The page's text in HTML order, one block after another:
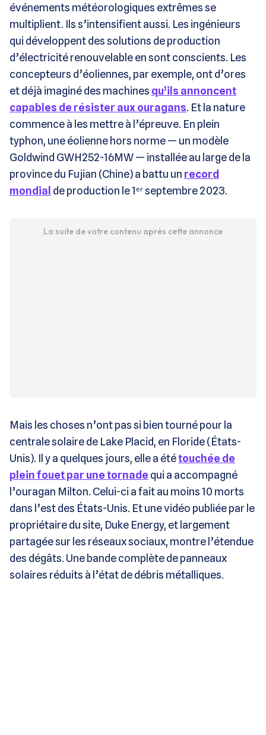
événements météorologiques extrêmes se
multiplient. Ils s’intensifient aussi. Les ingénieurs
qui développent des solutions de production
d’électricité renouvelable en sont conscients. Les
concepteurs d’éoliennes, par exemple, ont d’ores
et déjà imaginé des machines qu’ils annoncent
capables de résister aux ouragans. Et la nature
commence à les mettre à l’épreuve. En plein
typhon, une éolienne hors norme — un modèle
Goldwind GWH252-16MW — installée au large de la
province du Fujian (Chine) a battu un record
mondial de production le 1ᵉʳ septembre 2023.
La suite de votre contenu après cette annonce
Mais les choses n’ont pas si bien tourné pour la
centrale solaire de Lake Placid, en Floride (États-
Unis). Il y a quelques jours, elle a ététouchée de
plein fouet par une tornade qui a accompagné
l’ouragan Milton. Celui-ci a fait au moins 10 morts
dans l’est des États-Unis. Et une vidéo publiée par le
propriétaire du site, Duke Energy, et largement
partagée sur les réseaux sociaux, montre l’étendue
des dégâts. Une bande complète de panneaux
solaires réduits à l’état de débris métalliques.